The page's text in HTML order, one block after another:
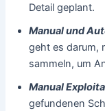
Detail geplant.
Manual und
geht es darum,
sammeln, um
Manual
gefundenen